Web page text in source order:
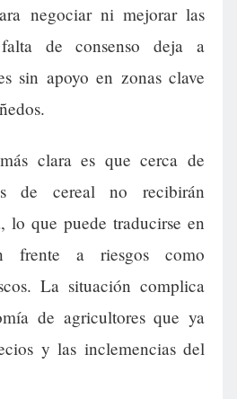
negociar ni mejorar las
de consenso deja a
sin apoyo en zonas clave
clara es que cerca de
de cereal no recibirán
lo que puede traducirse en
frente a riesgos como
La situación complica
de agricultores que ya
y las inclemencias del